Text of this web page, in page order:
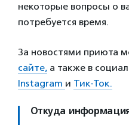
некоторые вопросы о
потребуется время.
За новостями приюта
сайте, а также в
Instagram и Тик-Ток.
Откуда